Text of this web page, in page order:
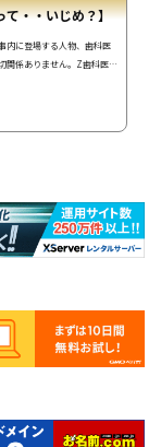
て・・いじめ？】
内に登場する人物、歯科医
関係ありません。Z歯科医院